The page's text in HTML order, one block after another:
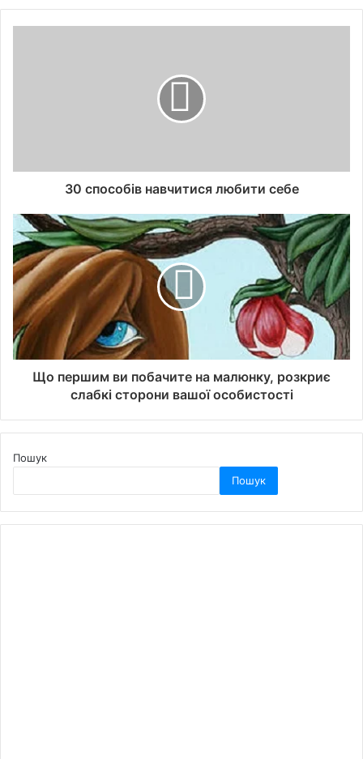
30 способів навчитися любити себе
Що першим ви побачите на малюнку, розкриє
слабкі сторони вашої особистості
Пошук
Пошук